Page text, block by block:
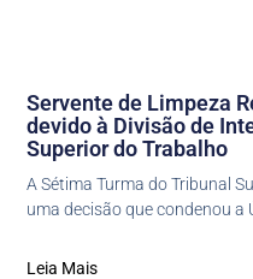
Servente de Limpeza
devido à Divisão de
Superior do Trabalho
A Sétima Turma do Tribunal
uma decisão que condenou a
Leia Mais